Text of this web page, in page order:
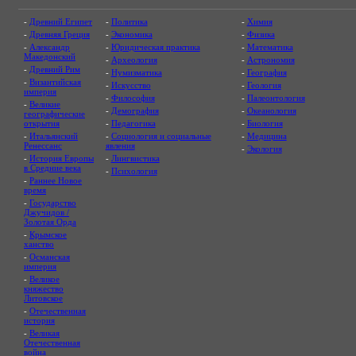
- Древний Египет
- Древняя Греция
- Александр
Македонский
- Древний Рим
- Византийская
империя
- Великие
географические
открытия
- Итальянский
Ренессанс
- История Европы
в Средние века
- Раннее Новое
время
- Государство
Джучидов /
Золотая Орда
- Крымское
ханство
- Османская
империя
- Великое
княжество
Литовское
- Отечественная
история
- Великая
Отечественная
война
- Политика
- Экономика
- Юридическая практика
- Археология
- Нумизматика
- Искусство
- Философия
- Демография
- Педагогика
- Социология и социальные
явления
- Лингвистика
- Психология
- Химия
- Физика
- Математика
- Астрономия
- География
- Геология
- Палеонтология
- Океанология
- Биология
- Медицина
- Экология